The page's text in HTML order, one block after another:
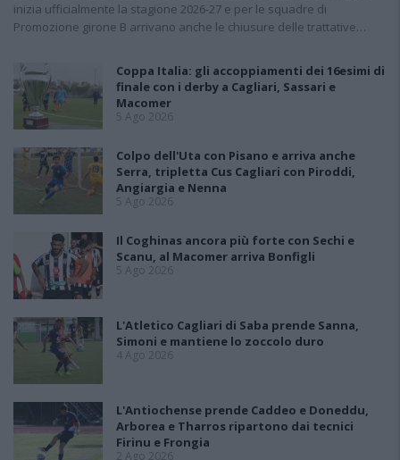
inizia ufficialmente la stagione 2026-27 e per le squadre di
Promozione girone B arrivano anche le chiusure delle trattative…
Coppa Italia: gli accoppiamenti dei 16esimi di
finale con i derby a Cagliari, Sassari e
Macomer
5 Ago 2026
Colpo dell'Uta con Pisano e arriva anche
Serra, tripletta Cus Cagliari con Piroddi,
Angiargia e Nenna
5 Ago 2026
Il Coghinas ancora più forte con Sechi e
Scanu, al Macomer arriva Bonfigli
5 Ago 2026
L'Atletico Cagliari di Saba prende Sanna,
Simoni e mantiene lo zoccolo duro
4 Ago 2026
L'Antiochense prende Caddeo e Doneddu,
Arborea e Tharros ripartono dai tecnici
Firinu e Frongia
2 Ago 2026